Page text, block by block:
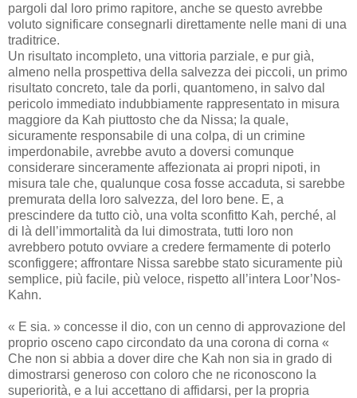
pargoli dal loro primo rapitore, anche se questo avrebbe
voluto significare consegnarli direttamente nelle mani di una
traditrice.
Un risultato incompleto, una vittoria parziale, e pur già,
almeno nella prospettiva della salvezza dei piccoli, un primo
risultato concreto, tale da porli, quantomeno, in salvo dal
pericolo immediato indubbiamente rappresentato in misura
maggiore da Kah piuttosto che da Nissa; la quale,
sicuramente responsabile di una colpa, di un crimine
imperdonabile, avrebbe avuto a doversi comunque
considerare sinceramente affezionata ai propri nipoti, in
misura tale che, qualunque cosa fosse accaduta, si sarebbe
premurata della loro salvezza, del loro bene. E, a
prescindere da tutto ciò, una volta sconfitto Kah, perché, al
di là dell’immortalità da lui dimostrata, tutti loro non
avrebbero potuto ovviare a credere fermamente di poterlo
sconfiggere; affrontare Nissa sarebbe stato sicuramente più
semplice, più facile, più veloce, rispetto all’intera Loor’Nos-
Kahn.
« E sia. » concesse il dio, con un cenno di approvazione del
proprio osceno capo circondato da una corona di corna «
Che non si abbia a dover dire che Kah non sia in grado di
dimostrarsi generoso con coloro che ne riconoscono la
superiorità, e a lui accettano di affidarsi, per la propria